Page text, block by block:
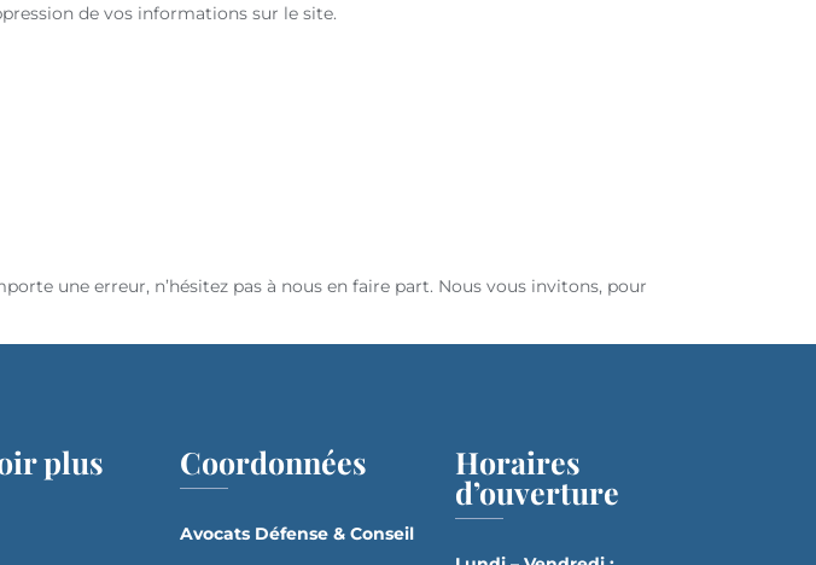
de vos informations sur le site.
une erreur, n’hésitez pas à nous en faire part. Nous vous invitons, pour
plus Coordonnées
Avocats Défense & Conseil
Horaires
d’ouverture